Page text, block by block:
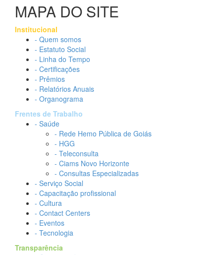
MAPA DO SITE
Institucional
- Quem somos
- Estatuto Social
- Linha do Tempo
- Certificações
- Prêmios
- Relatórios Anuais
- Organograma
Frentes de Trabalho
- Saúde
- Rede Hemo Pública de Goiás
- HGG
- Teleconsulta
- Ciams Novo Horizonte
- Consultas Especializadas
- Serviço Social
- Capacitação profissional
- Cultura
- Contact Centers
- Eventos
- Tecnologia
Transparência